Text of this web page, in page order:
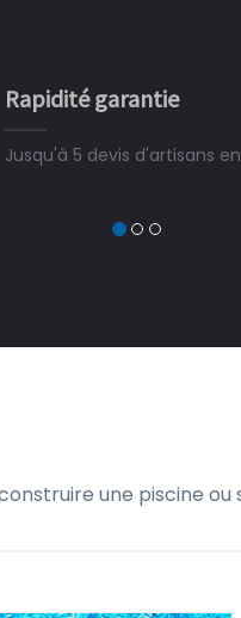
Rapidité garantie
Jusqu'à 5 devis d'artisans
une piscine